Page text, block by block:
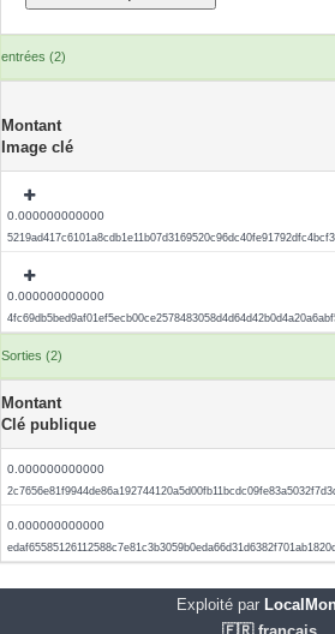
entrées (2)
Montant
Image clé
0.000000000000
0.000000000000
Sorties (2)
Montant
Clé publique
0.000000000000
0.000000000000
Exploité par